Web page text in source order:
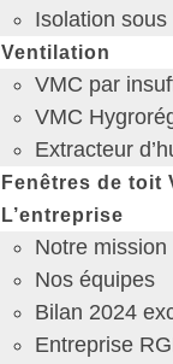
Isolation
Ventilation
VMC par
VMC
Extracteur
Fenêtres de toit
L’entreprise
Notre mission
Nos équipes
Bilan 2024
Entreprise